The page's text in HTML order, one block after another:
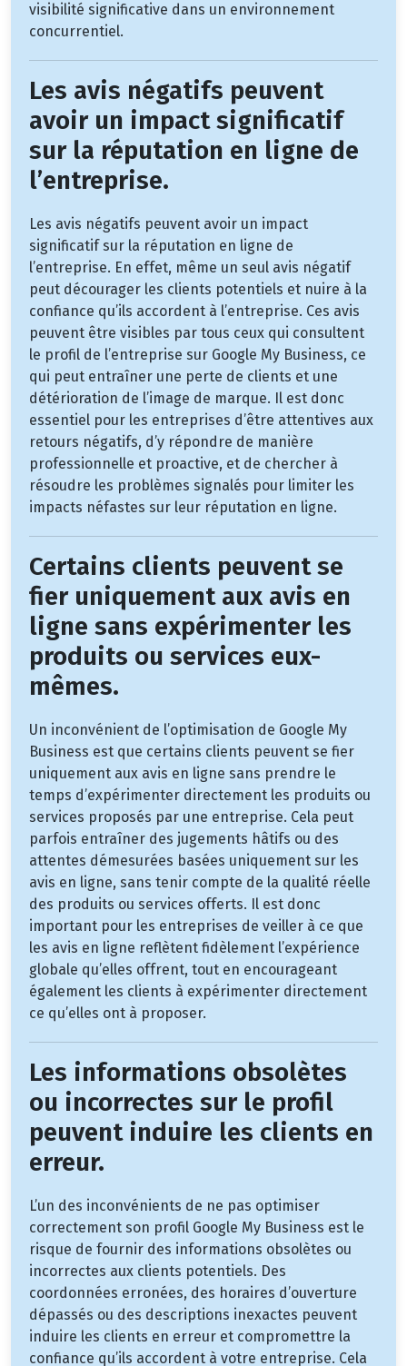
visibilité significative dans un environnement
concurrentiel.
Les avis négatifs peuvent
avoir un impact significatif
sur la réputation en ligne de
l’entreprise.
Les avis négatifs peuvent avoir un impact
significatif sur la réputation en ligne de
l’entreprise. En effet, même un seul avis négatif
peut décourager les clients potentiels et nuire à la
confiance qu’ils accordent à l’entreprise. Ces avis
peuvent être visibles par tous ceux qui consultent
le profil de l’entreprise sur Google My Business, ce
qui peut entraîner une perte de clients et une
détérioration de l’image de marque. Il est donc
essentiel pour les entreprises d’être attentives aux
retours négatifs, d’y répondre de manière
professionnelle et proactive, et de chercher à
résoudre les problèmes signalés pour limiter les
impacts néfastes sur leur réputation en ligne.
Certains clients peuvent se
fier uniquement aux avis en
ligne sans expérimenter les
produits ou services eux-
mêmes.
Un inconvénient de l’optimisation de Google My
Business est que certains clients peuvent se fier
uniquement aux avis en ligne sans prendre le
temps d’expérimenter directement les produits ou
services proposés par une entreprise. Cela peut
parfois entraîner des jugements hâtifs ou des
attentes démesurées basées uniquement sur les
avis en ligne, sans tenir compte de la qualité réelle
des produits ou services offerts. Il est donc
important pour les entreprises de veiller à ce que
les avis en ligne reflètent fidèlement l’expérience
globale qu’elles offrent, tout en encourageant
également les clients à expérimenter directement
ce qu’elles ont à proposer.
Les informations obsolètes
ou incorrectes sur le profil
peuvent induire les clients en
erreur.
L’un des inconvénients de ne pas optimiser
correctement son profil Google My Business est le
risque de fournir des informations obsolètes ou
incorrectes aux clients potentiels. Des
coordonnées erronées, des horaires d’ouverture
dépassés ou des descriptions inexactes peuvent
induire les clients en erreur et compromettre la
confiance qu’ils accordent à votre entreprise. Cela